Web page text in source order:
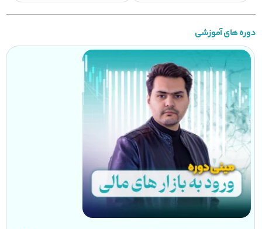
دوره های آموزشی